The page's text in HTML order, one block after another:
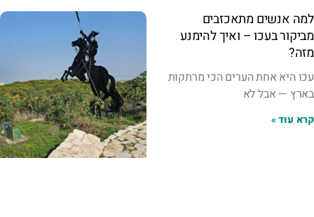
למה אנשים מתאכזבים
מביקור בעכו – ואיך להימנע
מזה?
עכו היא אחת הערים הכי מרתקות
בארץ — אבל לא
קרא עוד »